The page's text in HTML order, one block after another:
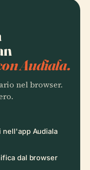
Audiala.
nel browser.
nell'app Audiala
dal browser